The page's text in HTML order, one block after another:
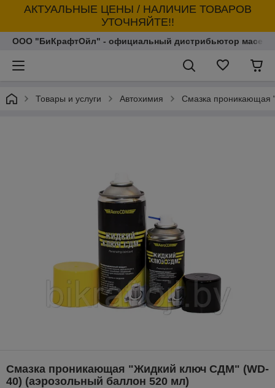
АКТУАЛЬНЫЕ ЦЕНЫ / НАЛИЧИЕ ТОВАРОВ
УТОЧНЯЙТЕ!!
ООО "БиКрафтОйл" - официальный дистрибьютор масел
Товары и услуги Автохимия Смазка проникающая
Смазка проникающая "Жидкий ключ СДМ" (WD-
40) (аэрозольный баллон 520 мл)